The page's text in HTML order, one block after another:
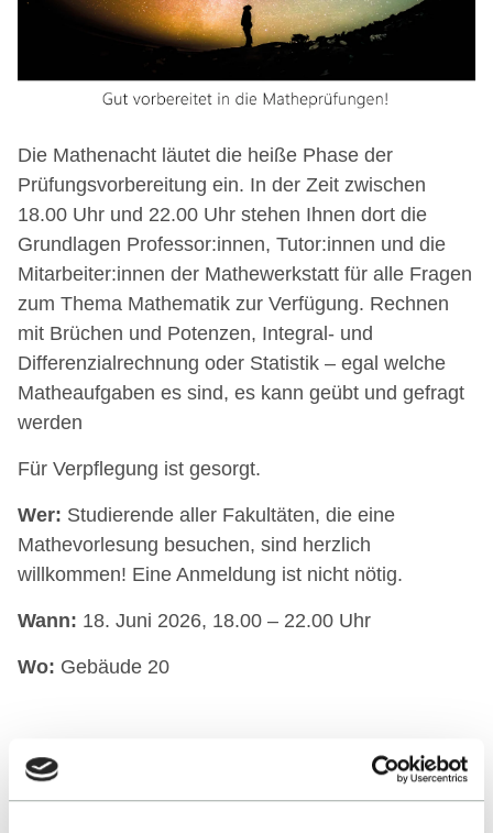
Die Mathenacht läutet die heiße Phase der
Prüfungsvorbereitung ein. In der Zeit zwischen
18.00 Uhr und 22.00 Uhr stehen Ihnen dort die
Grundlagen Professor:innen, Tutor:innen und die
Mitarbeiter:innen der Mathewerkstatt für alle Fragen
zum Thema Mathematik zur Verfügung. Rechnen
mit Brüchen und Potenzen, Integral- und
Differenzialrechnung oder Statistik – egal welche
Matheaufgaben es sind, es kann geübt und gefragt
werden
Für Verpflegung ist gesorgt.
Wer: Studierende aller Fakultäten, die eine
Mathevorlesung besuchen, sind herzlich
willkommen! Eine Anmeldung ist nicht nötig.
Wann: 18. Juni 2026, 18.00 – 22.00 Uhr
Wo: Gebäude 20